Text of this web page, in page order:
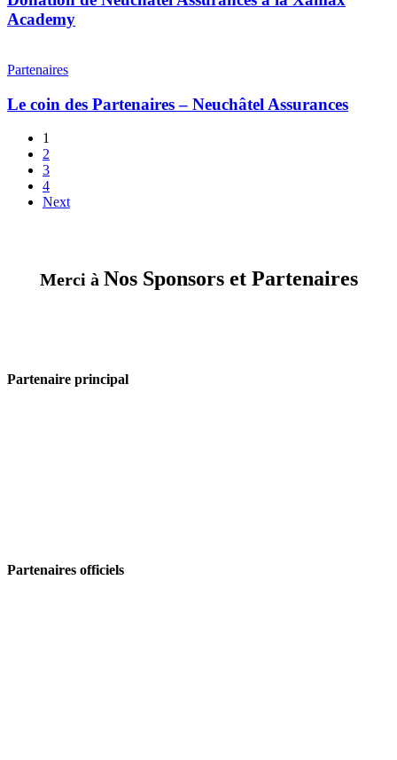
à
la
Academy
coin
Partenaires
–
Neuchâtel
Assurances
Partenaires
Le coin des Partenaires – Neuchâtel Assurances
1
2
3
4
Next
Merci à Nos Sponsors et Partenaires
Partenaire principal
Partenaires officiels